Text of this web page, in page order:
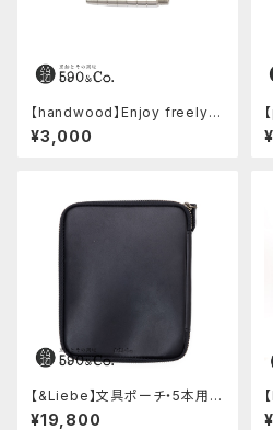
【handwood】Enjoy freely
前軸 (ステンレス)
¥3,000
【&Liebe】文具ポーチ・5本用
(スムースブラック)
¥19,800